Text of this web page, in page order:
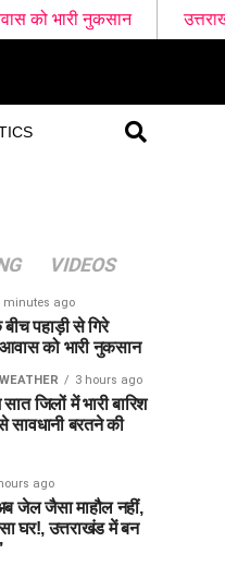
उत्तराखंड में आज सात
VIDEOS
minutes ago
पहाड़ी से गिरे
को भारी नुकसान
3 hours ago
जिलों में भारी बारिश
सावधानी बरतने की
ago
जेल जैसा माहौल नहीं,
घर!, उत्तराखंड में बन